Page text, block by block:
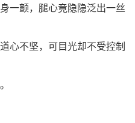
一颤，腿心竟隐隐泛出一丝
心不坚，可目光却不受控制